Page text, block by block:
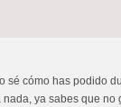
sé cómo has podido
ya sabes que